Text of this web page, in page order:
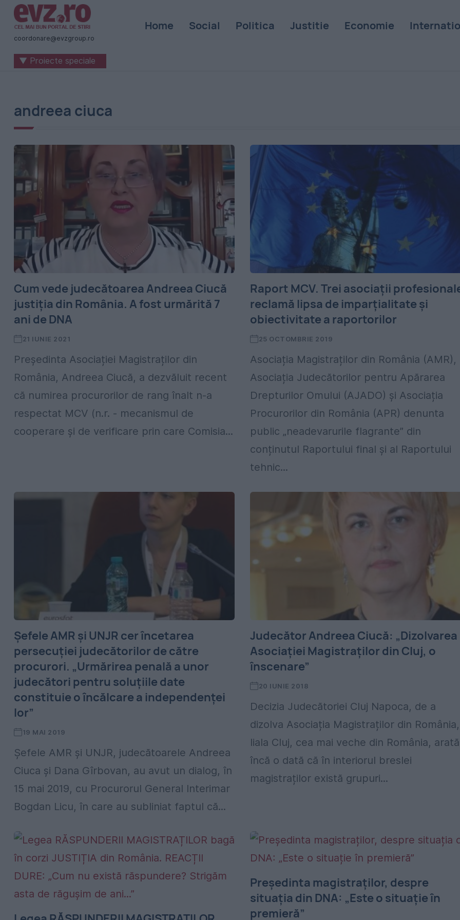
Știri
naționale
internaționale
România
-
coordonare@evzgroup.ro
Home Social Politica Justitie Economie
▼ Proiecte speciale
andreea ciuca
Cum vede judecătoarea Andreea Ciucă
justiţia din România. A fost urmărită 7
ani de DNA
21 IUNIE 2021
Președinta Asociației Magistraților din
România, Andreea Ciucă, a dezvăluit recent
că numirea procurorilor de rang înalt n-a
respectat MCV (n.r. - mecanismul de
cooperare și de verificare prin care Comisia...
Raport MCV. Trei asociații
reclamă lipsa de imparțialitate și
obiectivitate a raportorilor
25 OCTOMBRIE 2019
Asociația Magistraților din România (AMR),
Asociația Judecătorilor pentru Apărarea
Drepturilor Omului (AJADO) și Asociația
Procurorilor din România (APR) denunta
public „neadevarurile flagrante” din
conținutul Raportului final și al Raportului
tehnic...
Șefele AMR și UNJR cer încetarea
persecuției judecătorilor de către
procurori. „Urmărirea penală a unor
judecători pentru soluțiile date
constituie o încălcare a independenței
lor”
19 MAI 2019
Șefele AMR și UNJR, judecătoarele Andreea
Ciuca și Dana Gîrbovan, au avut un dialog, în
15 mai 2019, cu Procurorul General Interimar
Bogdan Licu, în care au subliniat faptul că...
Judecător Andreea Ciucă: „Dizolvarea
Asociației Magistraților din Cluj, o
înscenare”
20 IUNIE 2018
Decizia Judecătoriei Cluj Napoca, de a
dizolva Asociația Magistraților din
liala Cluj, cea mai veche din România, arată
încă o dată că în interiorul breslei
magistraților există grupuri...
Președinta magistraților, despre
situația din DNA: „Este o situație în
premieră”